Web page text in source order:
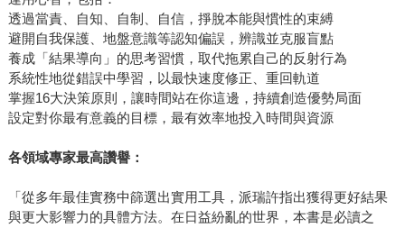
透過當責、自知、自制、自信，掙脫本能與慣性的束縛
避開自我保護、地盤意識等認知偏誤，辨識並克服盲點
養成「結果導向」的思考習慣，取代拖累自己的反射行為
系統性地從錯誤中學習，以最快速度修正、重回軌道
掌握16大決策原則，讓時間站在你這邊，持續創造優勢局面
設定對你最有意義的目標，最有效率地投入時間與資源
各領域專家最高讚譽：
「從多年最佳實務中篩選出實用工具，派瑞許指出獲得更好結果
與更大影響力的具體方法。在日益紛亂的世界，本書是必讀之